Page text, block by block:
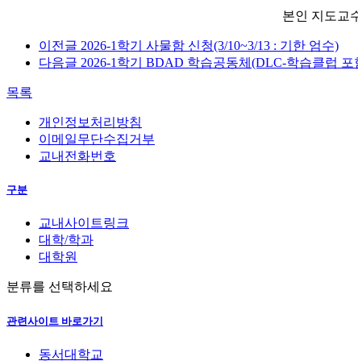
본인 지도교
이전글 2026-1학기 사물함 신청(3/10~3/13 : 기한 엄수)
다음글 2026-1학기 BDAD 학습공동체(DLC-학습클럽 포
목록
개인정보처리방침
이메일무단수집거부
교내전화번호
구분
교내사이트링크
대학/학과
대학원
분류를 선택하세요
관련사이트 바로가기
동서대학교